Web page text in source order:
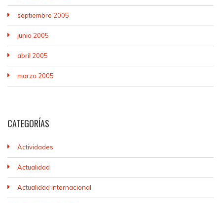
septiembre 2005
junio 2005
abril 2005
marzo 2005
CATEGORÍAS
Actividades
Actualidad
Actualidad internacional